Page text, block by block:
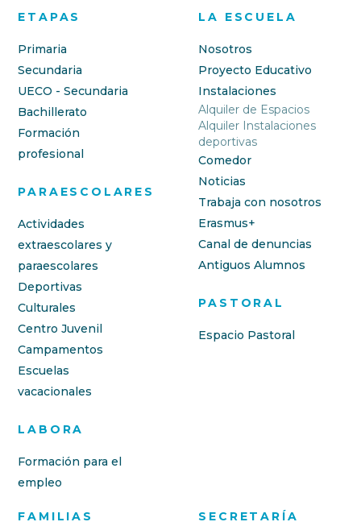
ETAPAS
Primaria
Secundaria
UECO - Secundaria
Bachillerato
Formación
profesional
PARAESCOLARES
Actividades
extraescolares y
paraescolares
Deportivas
Culturales
Centro Juvenil
Campamentos
Escuelas
vacacionales
LABORA
Formación para el
empleo
LA ESCUELA
Nosotros
Proyecto Educativo
Instalaciones
Alquiler de Espacios
Alquiler Instalaciones
deportivas
Comedor
Noticias
Trabaja con nosotros
Erasmus+
Canal de denuncias
Antiguos Alumnos
PASTORAL
Espacio Pastoral
FAMILIAS SECRETARÍA